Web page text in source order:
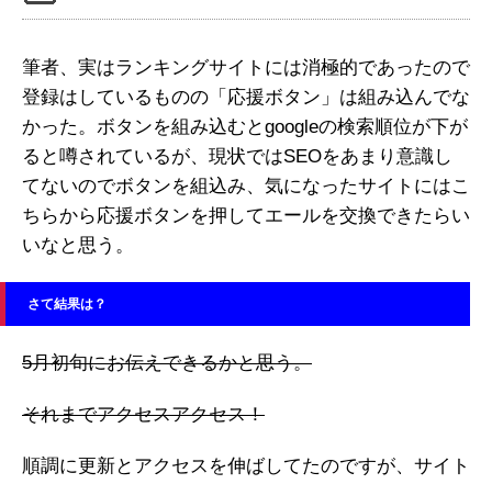
筆者、実はランキングサイトには消極的であったので
登録はしているものの「応援ボタン」は組み込んでな
かった。ボタンを組み込むとgoogleの検索順位が下が
ると噂されているが、現状ではSEOをあまり意識し
てないのでボタンを組込み、気になったサイトにはこ
ちらから応援ボタンを押してエールを交換できたらい
いなと思う。
さて結果は？
5月初旬にお伝えできるかと思う。
それまでアクセスアクセス！
順調に更新とアクセスを伸ばしてたのですが、サイト